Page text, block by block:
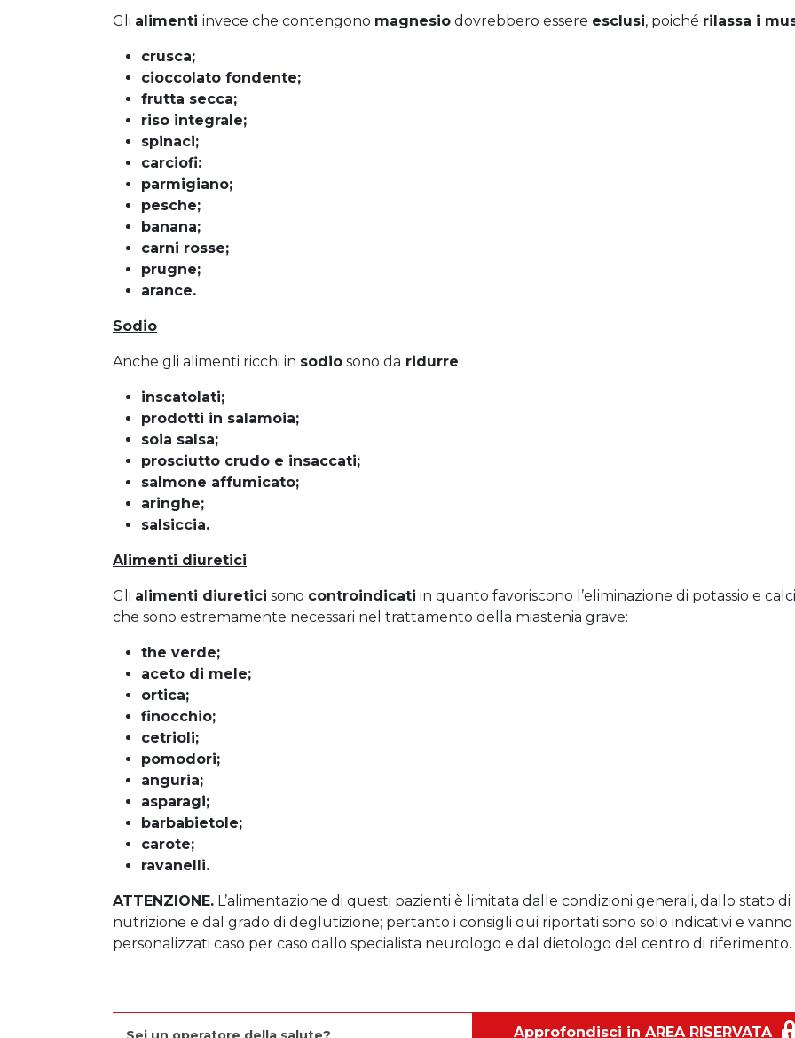
Gli alimenti invece che contengono magnesio dovrebbero essere esclusi, poiché rilassa i
crusca;
cioccolato fondente;
frutta secca;
riso integrale;
spinaci;
carciofi:
parmigiano;
pesche;
banana;
carni rosse;
prugne;
arance.
Sodio
Anche gli alimenti ricchi in sodio sono da ridurre:
inscatolati;
prodotti in salamoia;
soia salsa;
prosciutto crudo e insaccati;
salmone affumicato;
aringhe;
salsiccia.
Alimenti diuretici
Gli alimenti diuretici sono controindicati in quanto favoriscono l’eliminazione di potassio e
che sono estremamente necessari nel trattamento della miastenia grave:
the verde;
aceto di mele;
ortica;
finocchio;
cetrioli;
pomodori;
anguria;
asparagi;
barbabietole;
carote;
ravanelli.
ATTENZIONE. L’alimentazione di questi pazienti è limitata dalle condizioni generali, dallo stato di
nutrizione e dal grado di deglutizione; pertanto i consigli qui riportati sono solo indicativi e vanno
personalizzati caso per caso dallo specialista neurologo e dal dietologo del centro di riferimento.
Approfondisci in AREA RISERVATA